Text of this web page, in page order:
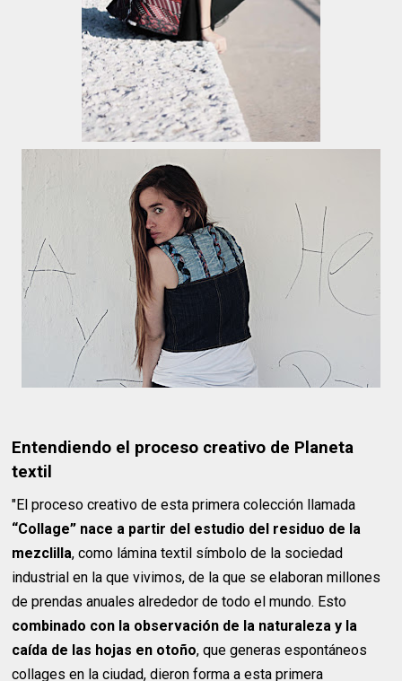
Entendiendo el proceso creativo de Planeta
textil
"El proceso creativo de esta primera colección llamada
“Collage” nace a partir del estudio del residuo de la
mezclilla, como lámina textil símbolo de la sociedad
industrial en la que vivimos, de la que se elaboran millones
de prendas anuales alrededor de todo el mundo. Esto
combinado con la observación de la naturaleza y la
caída de las hojas en otoño, que generas espontáneos
collages en la ciudad, dieron forma a esta primera